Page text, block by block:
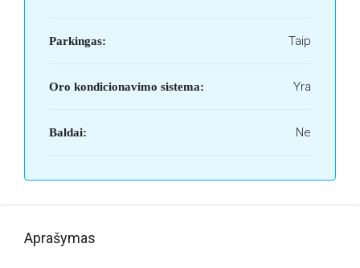
Parkingas: Taip
Oro kondicionavimo sistema: Yra
Baldai: Ne
Aprašymas